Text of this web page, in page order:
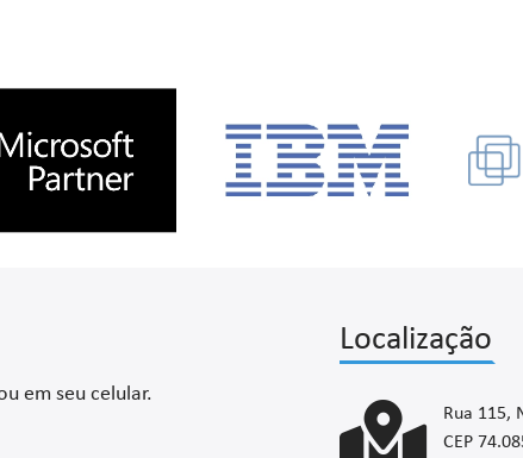
em seu celular.
Localização
Rua 115,
CEP